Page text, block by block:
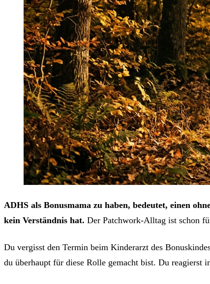
ADHS als Bonusmama zu haben, bedeutet, einen
kein Verständnis hat. Der Patchwork-Alltag ist schon
Du vergisst den Termin beim Kinderarzt des
du überhaupt für diese Rolle gemacht bist. Du